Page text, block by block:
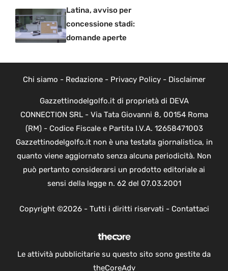
Latina, avviso per
concessione stadi:
domande aperte
Chi siamo - Redazione- Privacy Policy- Disclaimer
Gazzettinodelgolfo.it di proprietà di DEVA
CONNECTION SRL - Via Tata Giovanni 8, 00154 Roma
(RM) - Codice Fiscale e Partita I.V.A. 12658471003
Gazzettinodelgolfo.it non è una testata giornalistica, in
quanto viene aggiornato senza alcuna periodicità. Non
può pertanto considerarsi un prodotto editoriale ai
sensi della legge n. 62 del 07.03.2001
Copyright ©2026 - Tutti i diritti riservati - Contattaci
Le attività pubblicitarie su questo sito sono gestite da
theCoreAdv